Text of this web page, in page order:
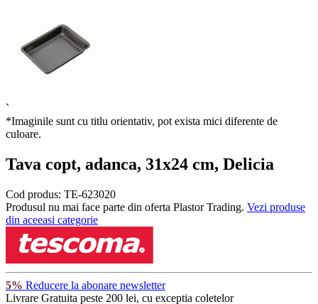
`
*Imaginile sunt cu titlu orientativ, pot exista mici diferente de
culoare.
Tava copt, adanca, 31x24 cm, Delicia
Cod produs: TE-623020
Produsul nu mai face parte din oferta Plastor Trading. Vezi produse
din aceeasi categorie
5% Reducere la abonare newsletter
Livrare Gratuita peste 200 lei, cu exceptia coletelor